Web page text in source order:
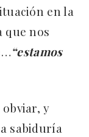
en la
que nos
“estamos
y
sabiduría